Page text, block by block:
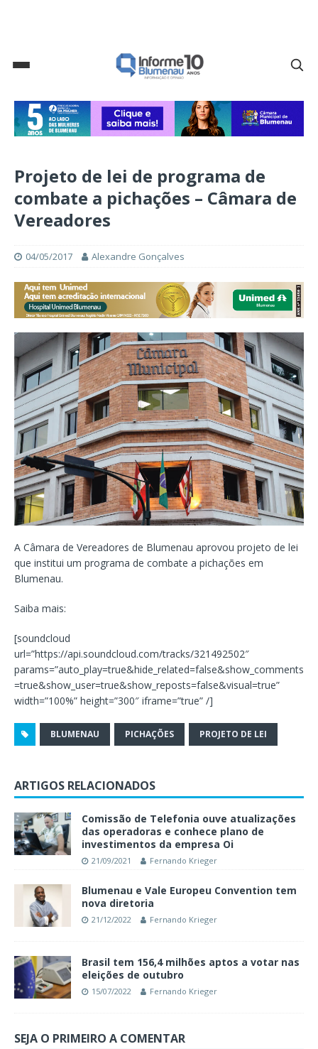
Projeto de lei de programa de
combate a pichações – Câmara de
Vereadores
04/05/2017 Alexandre Gonçalves
A Câmara de Vereadores de Blumenau aprovou projeto de lei
que institui um programa de combate a pichações em
Blumenau.
Saiba mais:
[soundcloud
url=”https://api.soundcloud.com/tracks/321492502″
params=”auto_play=true&hide_related=false&show_comments
=true&show_user=true&show_reposts=false&visual=true”
width=”100%” height=”300″ iframe=”true” /]
BLUMENAU PICHAÇÕES PROJETO DE LEI
ARTIGOS RELACIONADOS
Comissão de Telefonia ouve atualizações
das operadoras e conhece plano de
investimentos da empresa Oi
21/09/2021 Fernando Krieger
Blumenau e Vale Europeu Convention tem
nova diretoria
21/12/2022 Fernando Krieger
Brasil tem 156,4 milhões aptos a votar nas
eleições de outubro
15/07/2022 Fernando Krieger
SEJA O PRIMEIRO A COMENTAR